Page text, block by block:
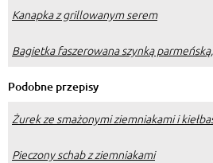
Kanapka z grillowanym serem
Bagietka faszerowana szynką
Podobne przepisy
Żurek ze smażonymi ziemniakami i
Pieczony schab z ziemniakami